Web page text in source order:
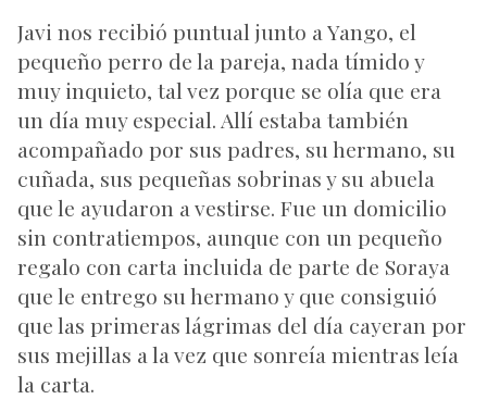
Javi nos recibió puntual junto a Yango, el
pequeño perro de la pareja, nada tímido y
muy inquieto, tal vez porque se olía que era
un día muy especial. Allí estaba también
acompañado por sus padres, su hermano, su
cuñada, sus pequeñas sobrinas y su abuela
que le ayudaron a vestirse. Fue un domicilio
sin contratiempos, aunque con un pequeño
regalo con carta incluida de parte de Soraya
que le entrego su hermano y que consiguió
que las primeras lágrimas del día cayeran por
sus mejillas a la vez que sonreía mientras leía
la carta.